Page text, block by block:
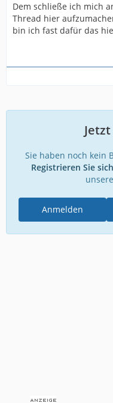
Dem schließe ich mich
Thread hier
bin ich fast dafür das
Sie haben noch kein
Registrieren Sie
Anmelden